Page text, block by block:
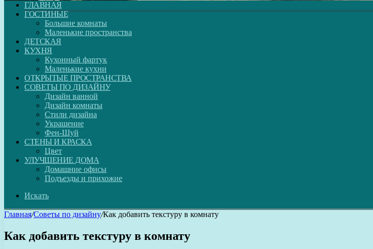
ГЛАВНАЯ
ГОСТИНЫЕ
Большие комнаты
Маленькие пространства
ДЕТСКАЯ
КУХНЯ
Кухонный фартук
Маленькие кухни
ОТКРЫТЫЕ ПРОСТРАНСТВА
СОВЕТЫ ПО ДИЗАЙНУ
Дизайн ванной
Дизайн комнаты
Стили дизайна
Украшение
Фен-Шуй
СТЕНЫ И КРАСКА
Цвет
УЛУЧШЕНИЕ ДОМА
Домашние офисы
Подъезды и прихожие
Искать
Главная/Советы по дизайну/Как добавить текстуру в комнату
Как добавить текстуру в комнату